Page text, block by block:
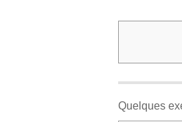
Quelques